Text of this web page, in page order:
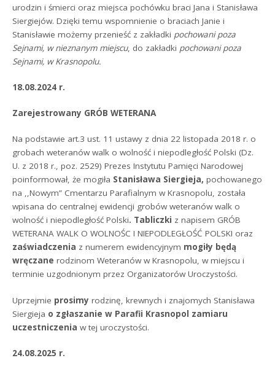
urodzin i śmierci oraz miejsca pochówku braci Jana i Stanisława
Siergiejów. Dzięki temu wspomnienie o braciach Janie i
Stanisławie możemy przenieść z zakładki pochowani poza
Sejnami, w nieznanym miejscu, do zakładki pochowani poza
Sejnami, w Krasnopolu.
18.08.2024 r.
Zarejestrowany GRÓB WETERANA
Na podstawie art.3 ust. 11 ustawy z dnia 22 listopada 2018 r. o
grobach weteranów walk o wolność i niepodległość Polski (Dz.
U. z 2018 r., poz. 2529) Prezes Instytutu Pamięci Narodowej
poinformował, że mogiła Stanisława Siergieja, pochowanego
na ,,Nowym” Cmentarzu Parafialnym w Krasnopolu, została
wpisana do centralnej ewidencji grobów weteranów walk o
wolność i niepodległość Polski. Tabliczki z napisem GRÓB
WETERANA WALK O WOLNOŚC I NIEPODLEGŁOŚĆ POLSKI oraz
zaświadczenia z numerem ewidencyjnym mogiły będą
wręczane rodzinom Weteranów w Krasnopolu, w miejscu i
terminie uzgodnionym przez Organizatorów Uroczystości.
Uprzejmie prosimy rodzinę, krewnych i znajomych Stanisława
Siergieja o zgłaszanie w Parafii Krasnopol zamiaru
uczestniczenia w tej uroczystości.
24.08.2025 r.